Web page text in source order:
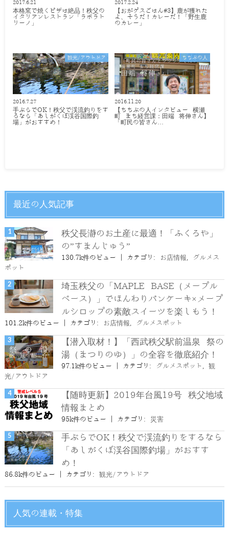
2017.6.21
本格窯で焼くピザは絶品！秩父の
イタリアンレストラン「ラボラト
リーノ」
2017.2.24
【おがゲスごはん#3】鹿が獲れた
よ、そうだ！カレーだ！「野生鹿
のカレー」
観光/アウトドア
2016.7.27
手ぶらでOK！秩父で渓流釣りをす
るなら「あしがくぼ渓谷国際釣
場」がおすすめ！
ちちぶの人
2016.11.20
【ちちぶの人インタビュー 横瀬
町 まち経営課：田端 将伸さん】
「町民の皆さん…
最近の人気記事
秩父長瀞のお土産に最適！「ふくろや」
の”すまんじゅう”
130.7k件のビュー カテゴリ: お店情報
グルメス
ポット
埼玉秩父の「MAPLE BASE（メープル
ベース）」でほんわりパンケーキ×メープ
ルシロップの素敵スイーツを楽しもう！
101.2k件のビュー カテゴリ: お店情報, グルメスポット
【潜入取材！】「西武秩父駅前温泉 祭の
湯（まつりのゆ）」の全容を徹底紹介！
97.1k件のビュー カテゴリ: グルメスポット , 観
光/アウトドア
【随時更新】2019年台風19号 秩父地域
情報まとめ
95k件のビュー カテゴリ: 災害
手ぶらでOK！秩父で渓流釣りをするなら
「あしがくぼ渓谷国際釣場」がおすす
め！
86.8k件のビュー カテゴリ: 観光/アウトドア
人気の連載・特集